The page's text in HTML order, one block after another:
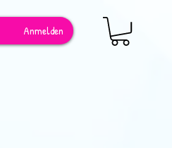
Anmelden